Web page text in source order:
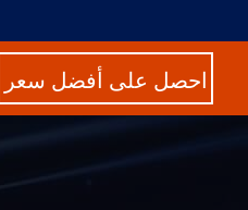
احصل على أفضل سعر